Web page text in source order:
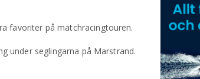
favoriter på matchracingtouren.
un­der seglingarna på Marstrand.